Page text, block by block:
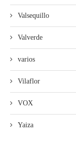
Valsequillo
Valverde
varios
Vilaflor
VOX
Yaiza